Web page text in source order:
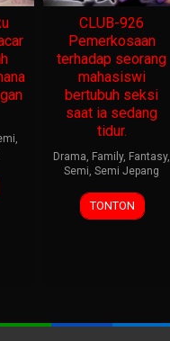
,
CLUB-926
Pemerkosaan
terhadap seorang
mahasiswi
bertubuh seksi
saat ia sedang
tidur.
Drama, Family, Fantasy,
Semi, Semi Jepang
TONTON